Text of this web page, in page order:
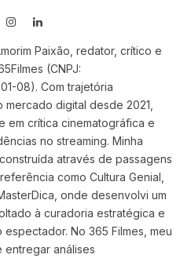
InstagramLinkedIn
Paixão, redator, crítico e
(CNPJ:
08). Com trajetória
mercado digital desde 2021,
em crítica cinematográfica e
no streaming. Minha
através de passagens
como Cultura Genial,
onde desenvolvi um
à curadoria estratégica e
No 365 Filmes, meu
entregar análises